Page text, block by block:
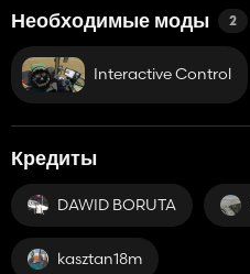
Необходимые моды 2
Interactive Control
Кредиты
DAWID BORUTA
kasztan18m